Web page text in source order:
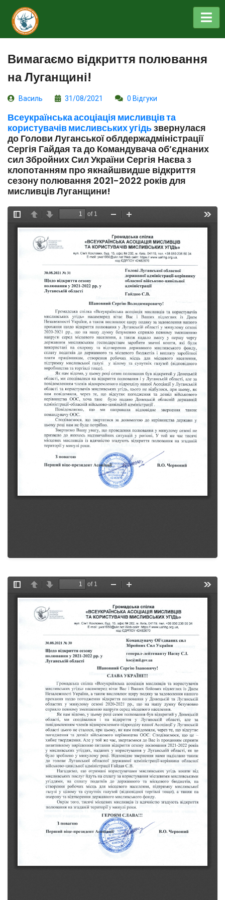
Вимагаємо відкриття полювання
на Луганщині!
Василь 31/08/2021 0 Відгуки
Всеукраїнська асоціація мисливців та
користувачів мисливських угідьзвернулася
до Голови Луганської облдержадміністрації
Сергія Гайдая та до Командувача об’єднаних
сил Збройних Сил України Сергія Наєва з
клопотанням про якнайшвидше відкриття
сезону полювання 2021-2022 років для
мисливців Луганщини!